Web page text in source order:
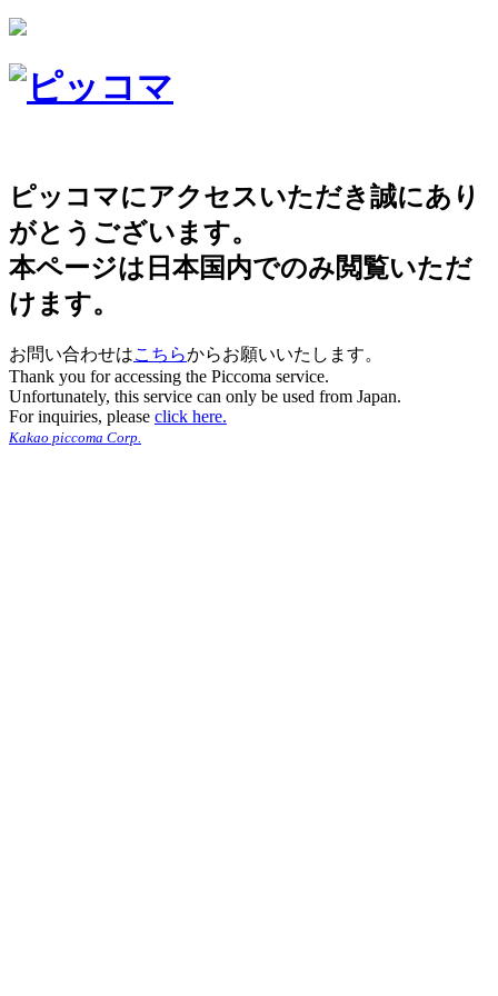
ピッコマにアクセスいただき誠にあり
がとうございます。
本ページは日本国内でのみ閲覧いただ
けます。
お問い合わせはこちらからお願いいたします。
Thank you for accessing the Piccoma service.
Unfortunately, this service can only be used from Japan.
For inquiries, please click here.
Kakao piccoma Corp.